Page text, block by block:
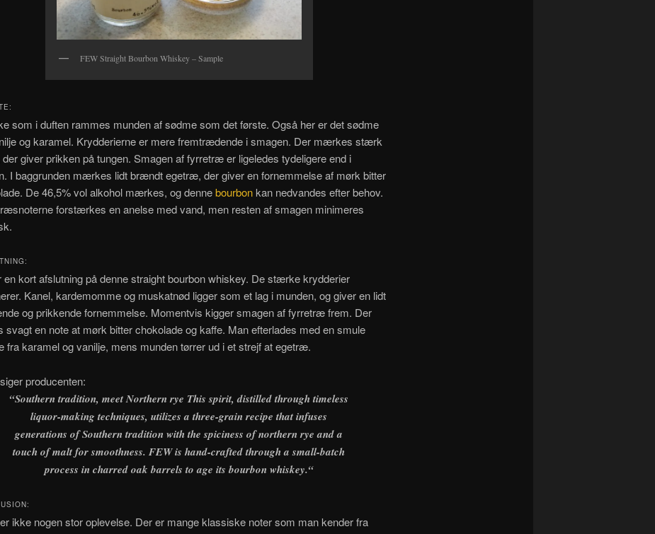
FEW Straight Bourbon Whiskey – Sample
som i duften rammes munden af sødme som det første. Også her er det sødme
og karamel. Krydderierne er mere fremtrædende i smagen. Der mærkes stærk
der giver prikken på tungen. Smagen af fyrretræ er ligeledes tydeligere end i
I baggrunden mærkes lidt brændt egetræ, der giver en fornemmelse af mørk bitter
De 46,5% vol alkohol mærkes, og dennebourbonkan nedvandes efter behov.
forstærkes en anelse med vand, men resten af smagen minimeres
en kort afslutning på denne straight bourbon whiskey. De stærke krydderier
Kanel, kardemomme og muskatnød ligger som et lag i munden, og giver en lidt
og prikkende fornemmelse. Momentvis kigger smagen af fyrretræ frem. Der
svagt en note at mørk bitter chokolade og kaffe. Man efterlades med en smule
fra karamel og vanilje, mens munden tørrer ud i et strejf at egetræ.
producenten:
“Southern tradition, meet Northern rye This spirit, distilled through timeless
liquor-making techniques, utilizes a three-grain recipe that infuses
generations of Southern tradition with the spiciness of northern rye and a
touch of malt for smoothness. FEW is hand-crafted through a small-batch
process in charred oak barrels to age its bourbon whiskey.“
ikke nogen stor oplevelse. Der er mange klassiske noter som man kender fra